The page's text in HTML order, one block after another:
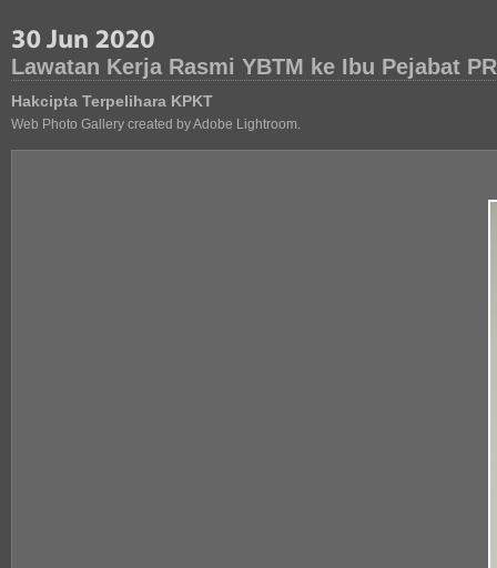
Lawatan Kerja Rasmi YBTM ke Ibu Pejabat
Hakcipta Terpelihara KPKT
Web Photo Gallery created by Adobe Lightroom.